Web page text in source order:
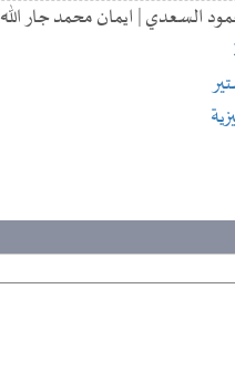
السعدي | ايمان محمد جار الله